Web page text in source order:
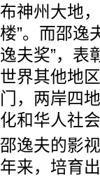
布神州大地
楼”。而邵逸
逸夫奖”，表
世界其他地
门，两岸四
化和华人社
邵逸夫的影
年来，培育